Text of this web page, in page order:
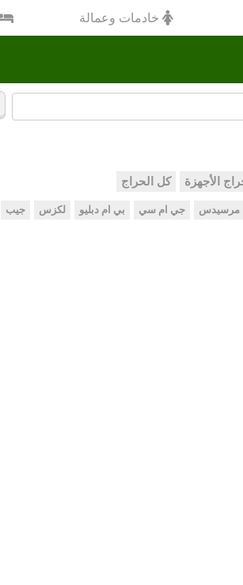
خادمات وعمالة
الأجهزة كل الحراج
مرسيدس جي ام سي بي ام دبليو لكزس جيب